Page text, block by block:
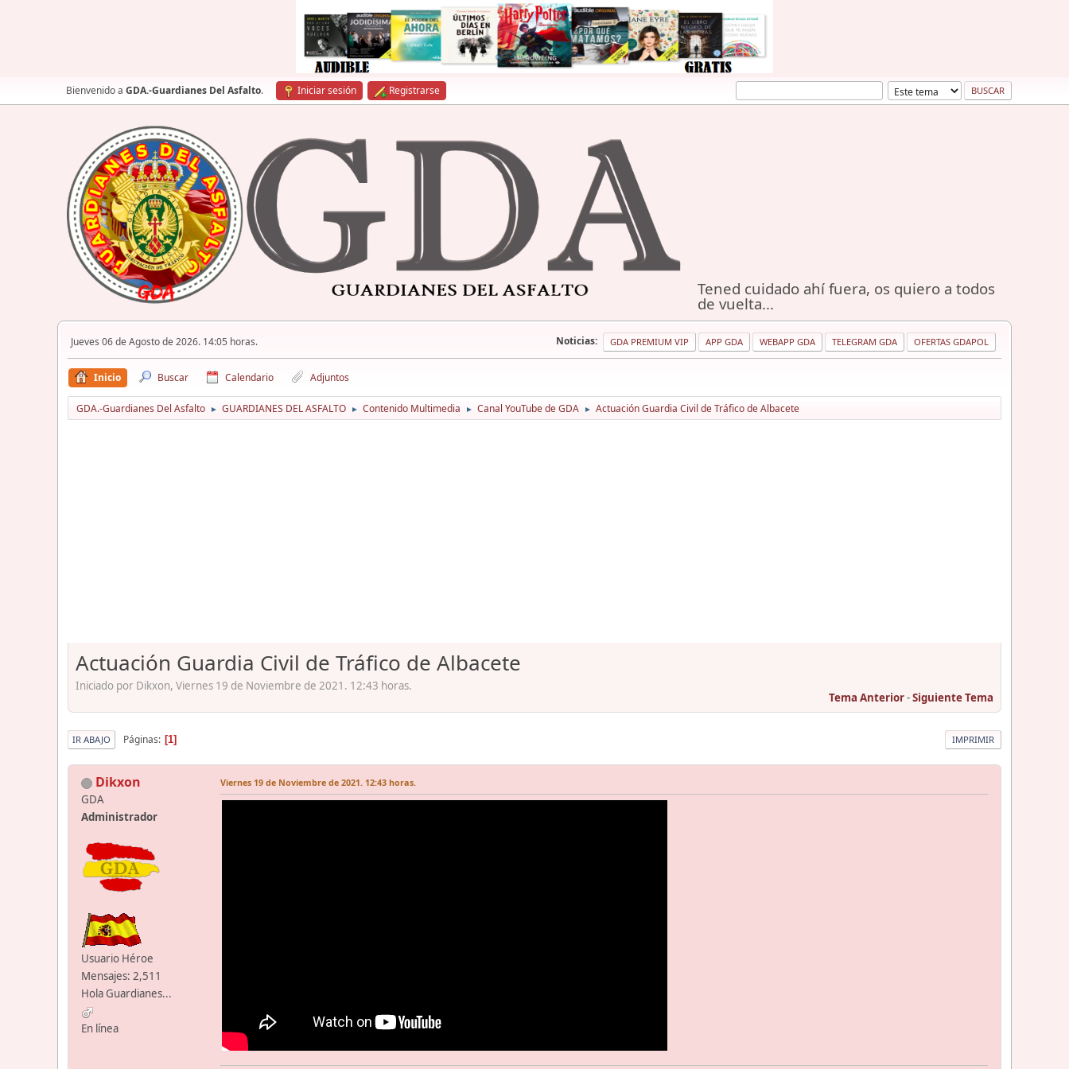
Bienvenido a GDA.-Guardianes Del Asfalto. Iniciar sesión Registrarse
Tened cuidado ahí fuera, os quiero a todos
de vuelta...
Jueves 06 de Agosto de 2026. 14:05 horas. Noticias: GDA PREMIUM VIP APP GDA WEBAPP GDA TELEGRAM GDA OFERTAS GDAPOL
Inicio Buscar Calendario Adjuntos
GDA.-Guardianes Del Asfalto ► GUARDIANES DEL ASFALTO ► Contenido Multimedia ► Canal YouTube de GDA ► Actuación Guardia Civil de Tráfico de Albacete
Actuación Guardia Civil de Tráfico de Albacete
Iniciado por Dikxon, Viernes 19 de Noviembre de 2021. 12:43 horas.
Tema Anterior-Siguiente Tema
IMPRIMIR
IR ABAJO Páginas 1
Dikxon
GDA
Administrador
Usuario Héroe
Mensajes: 2,511
Hola Guardianes...
En línea
Viernes 19 de Noviembre de 2021. 12:43 horas.